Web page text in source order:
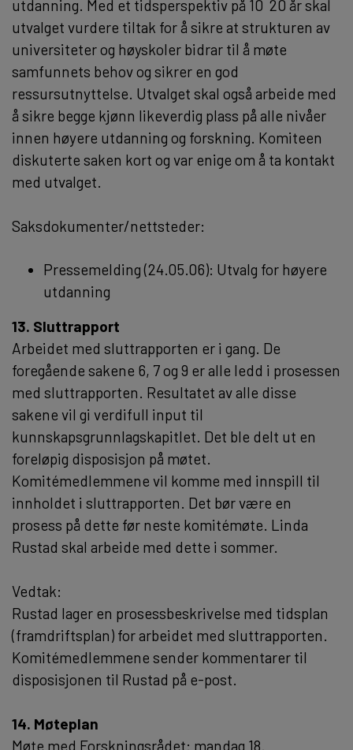
utdanning. Med et tidsperspektiv på 10  20 år skal
utvalget vurdere tiltak for å sikre at strukturen av
universiteter og høyskoler bidrar til å møte
samfunnets behov og sikrer en god
ressursutnyttelse. Utvalget skal også arbeide med
å sikre begge kjønn likeverdig plass på alle nivåer
innen høyere utdanning og forskning. Komiteen
diskuterte saken kort og var enige om å ta kontakt
med utvalget.
Saksdokumenter/nettsteder:
Pressemelding (24.05.06): Utvalg for høyere
utdanning
13. Sluttrapport
Arbeidet med sluttrapporten er i gang. De
foregående sakene 6, 7 og 9 er alle ledd i prosessen
med sluttrapporten. Resultatet av alle disse
sakene vil gi verdifull input til
kunnskapsgrunnlagskapitlet. Det ble delt ut en
foreløpig disposisjon på møtet.
Komitémedlemmene vil komme med innspill til
innholdet i sluttrapporten. Det bør være en
prosess på dette før neste komitémøte. Linda
Rustad skal arbeide med dette i sommer.
Vedtak:
Rustad lager en prosessbeskrivelse med tidsplan
(framdriftsplan) for arbeidet med sluttrapporten.
Komitémedlemmene sender kommentarer til
disposisjonen til Rustad på e-post.
14. Møteplan
Møte med Forskningsrådet: mandag 18.